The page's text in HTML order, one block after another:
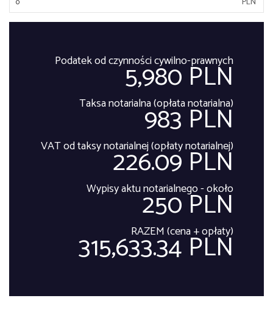
Podatek od czynności cywilno-prawnych
5,980 PLN
Taksa notarialna (opłata notarialna)
983 PLN
VAT od taksy notarialnej (opłaty notarialnej)
226.09 PLN
Wypisy aktu notarialnego - około
250 PLN
RAZEM (cena + opłaty)
315,633.34 PLN